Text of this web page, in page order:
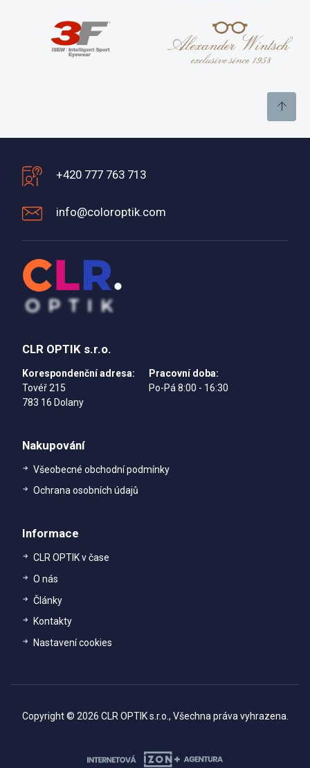
+420 777 763 713
info@coloroptik.com
CLR OPTIK s.r.o.
Korespondenční adresa:
Tovéř 215
783 16 Dolany
Pracovní doba:
Po-Pá 8:00 - 16:30
Nakupování
Všeobecné obchodní podmínky
Ochrana osobních údajů
Informace
CLR OPTIK v čase
O nás
Články
Kontakty
Nastavení cookies
Copyright © 2026 CLR OPTIK s.r.o., Všechna práva vyhrazena.